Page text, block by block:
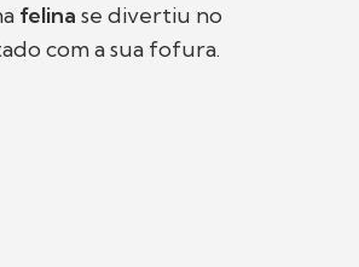
felina se divertiu no
com a sua fofura.